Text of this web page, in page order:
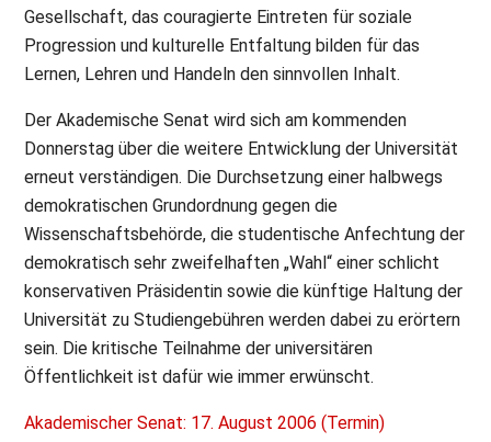
Gesellschaft, das couragierte Eintreten für soziale
Progression und kulturelle Entfaltung bilden für das
Lernen, Lehren und Handeln den sinnvollen Inhalt.
Der Akademische Senat wird sich am kommenden
Donnerstag über die weitere Entwicklung der Universität
erneut verständigen. Die Durchsetzung einer halbwegs
demokratischen Grundordnung gegen die
Wissenschaftsbehörde, die studentische Anfechtung der
demokratisch sehr zweifelhaften „Wahl“ einer schlicht
konservativen Präsidentin sowie die künftige Haltung der
Universität zu Studiengebühren werden dabei zu erörtern
sein. Die kritische Teilnahme der universitären
Öffentlichkeit ist dafür wie immer erwünscht.
Akademischer Senat: 17. August 2006 (Termin)